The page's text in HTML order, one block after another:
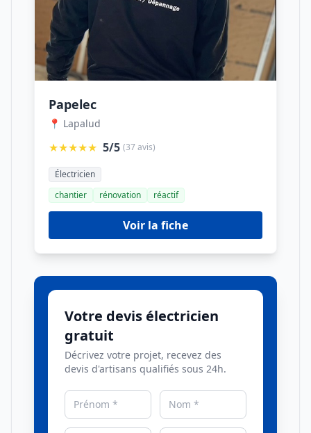
Papelec
📍 Lapalud
★★★★★ 5/5 (37 avis)
Électricien
chantier
rénovation réactif
Voir la fiche
Votre devis électricien
gratuit
Décrivez votre projet, recevez des
devis d'artisans qualifiés sous 24h.